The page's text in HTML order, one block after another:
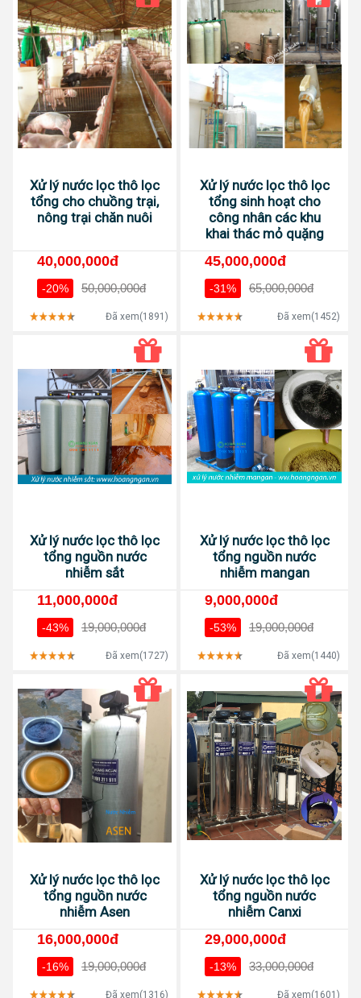
Xử lý nước lọc thô lọc
tổng cho chuồng trại,
nông trại chăn nuôi
40,000,000đ
-20% 50,000,000đ
Đã xem(1891)
Xử lý nước lọc thô lọc
tổng sinh hoạt cho
công nhân các khu
khai thác mỏ quặng
45,000,000đ
-31% 65,000,000đ
Đã xem(1452)
Xử lý nước lọc thô lọc
tổng nguồn nước
nhiễm sắt
11,000,000đ
-43% 19,000,000đ
Đã xem(1727)
Xử lý nước lọc thô lọc
tổng nguồn nước
nhiễm mangan
9,000,000đ
-53% 19,000,000đ
Đã xem(1440)
Xử lý nước lọc thô lọc
tổng nguồn nước
nhiễm Asen
16,000,000đ
-16% 19,000,000đ
Đã xem(1316)
Xử lý nước lọc thô lọc
tổng nguồn nước
nhiễm Canxi
29,000,000đ
-13% 33,000,000đ
Đã xem(1601)